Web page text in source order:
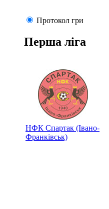
Протокол гри
Перша ліга
НФК Спартак (Івано-
Франківськ)